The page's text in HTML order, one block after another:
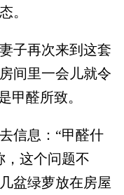
。
子再次来到这套
间里一会儿就令
甲醛所致。
信息：“甲醛什
，这个问题不
盆绿萝放在房屋